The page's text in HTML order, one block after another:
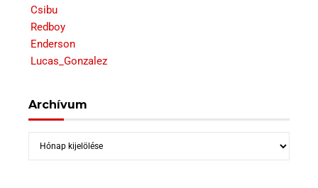
Csibu
Redboy
Enderson
Lucas_Gonzalez
Archívum
Archívum